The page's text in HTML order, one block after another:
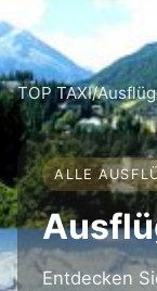
TOP TAXI/
ALLE
Entdecken